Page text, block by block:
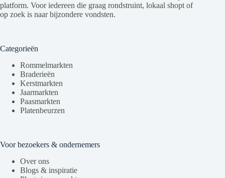
platform. Voor iedereen die graag rondstruint, lokaal shopt of
op zoek is naar bijzondere vondsten.
Categorieën
Rommelmarkten
Braderieën
Kerstmarkten
Jaarmarkten
Paasmarkten
Platenbeurzen
Voor bezoekers & ondernemers
Over ons
Blogs & inspiratie